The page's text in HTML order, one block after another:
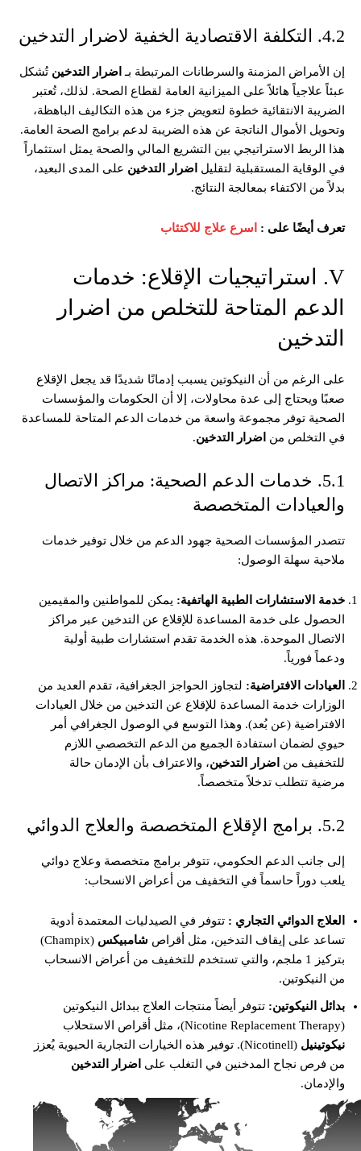
4.2. التكلفة الاقتصادية الخفية لاضرار التدخين
إن الأمراض المزمنة والسرطانات المرتبطة بـ اضرار التدخين تُشكل
عبئاً علاجياً هائلاً على الميزانية العامة لقطاع الصحة. لذلك، تُعتبر
الضريبة الانتقائية خطوة لتعويض جزء من هذه التكاليف الباهظة،
وتحويل الأموال الناتجة عن هذه الضريبة لدعم برامج الصحة العامة.
هذا الربط الاستراتيجي بين التشريع المالي والصحة يمثل استثماراً
في الوقاية المستقبلية لتقليل اضرار التدخين على المدى البعيد،
بدلاً من الاكتفاء بمعالجة النتائج.
تعرف أيضًا على : اسرع علاج للاكتئاب
V. استراتيجيات الإقلاع: خدمات
الدعم المتاحة للتخلص من اضرار
التدخين
على الرغم من أن النيكوتين يسبب إدمانًا شديدًا قد يجعل الإقلاع
صعبًا ويحتاج إلى عدة محاولات، إلا أن الحكومات والمؤسسات
الصحية توفر مجموعة واسعة من خدمات الدعم المتاحة للمساعدة
في التخلص من اضرار التدخين.
5.1. خدمات الدعم الصحية: مراكز الاتصال
والعيادات المتخصصة
تتصدر المؤسسات الصحية جهود الدعم من خلال توفير خدمات
ملاحية سهلة الوصول:
خدمة الاستشارات الطبية الهاتفية: يمكن للمواطنين والمقيمين
الحصول على خدمة المساعدة للإقلاع عن التدخين عبر مراكز
الاتصال الموحدة. هذه الخدمة تقدم استشارات طبية أولية
ودعماً فورياً.
العيادات الافتراضية: لتجاوز الحواجز الجغرافية، تقدم العديد من
الوزارات خدمة المساعدة للإقلاع عن التدخين من خلال العيادات
الافتراضية (عن بُعد). وهذا التوسع في الوصول الجغرافي أمر
حيوي لضمان استفادة الجميع من الدعم التخصصي اللازم
للتخفيف من اضرار التدخين، والاعتراف بأن الإدمان حالة
مرضية تتطلب تدخلاً متخصصاً.
5.2. برامج الإقلاع المتخصصة والعلاج الدوائي
إلى جانب الدعم الحكومي، تتوفر برامج متخصصة وعلاج دوائي
يلعب دوراً حاسماً في التخفيف من أعراض الانسحاب:
العلاج الدوائي التجاري : تتوفر في الصيدليات المعتمدة أدوية
تساعد على إيقاف التدخين، مثل أقراص شامبيكس
(Champix)
بتركيز 1 ملجم، والتي تستخدم للتخفيف من أعراض الانسحاب
من النيكوتين.
بدائل النيكوتين: تتوفر أيضاً منتجات العلاج ببدائل النيكوتين
(Nicotine Replacement Therapy)، مثل أقراص الاستحلاب
نيكوتينيل
(Nicotinell). توفير هذه الخيارات التجارية الحيوية يُعزز
من فرص نجاح المدخنين في التغلب على اضرار التدخين
والإدمان.